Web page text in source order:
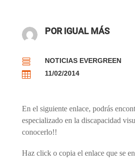
POR IGUAL MÁS
 NOTICIAS EVERGREEN
 11/02/2014
En el siguiente enlace, podrás
especializado en la discapacidad
conocerlo!!
Haz click o copia el enlace que se